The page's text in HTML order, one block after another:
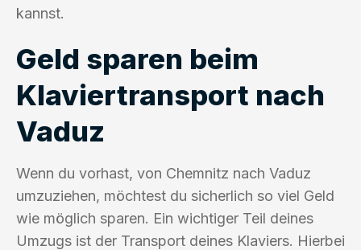
kannst.
Geld sparen beim
Klaviertransport nach
Vaduz
Wenn du vorhast, von Chemnitz nach Vaduz
umzuziehen, möchtest du sicherlich so viel Geld
wie möglich sparen. Ein wichtiger Teil deines
Umzugs ist der Transport deines Klaviers. Hierbei